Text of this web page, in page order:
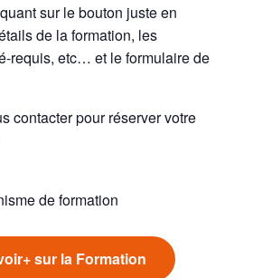
sur le bouton juste en
de la formation, les
requis, etc… et le formulaire de
contacter pour réserver votre
de formation
sur la Formation